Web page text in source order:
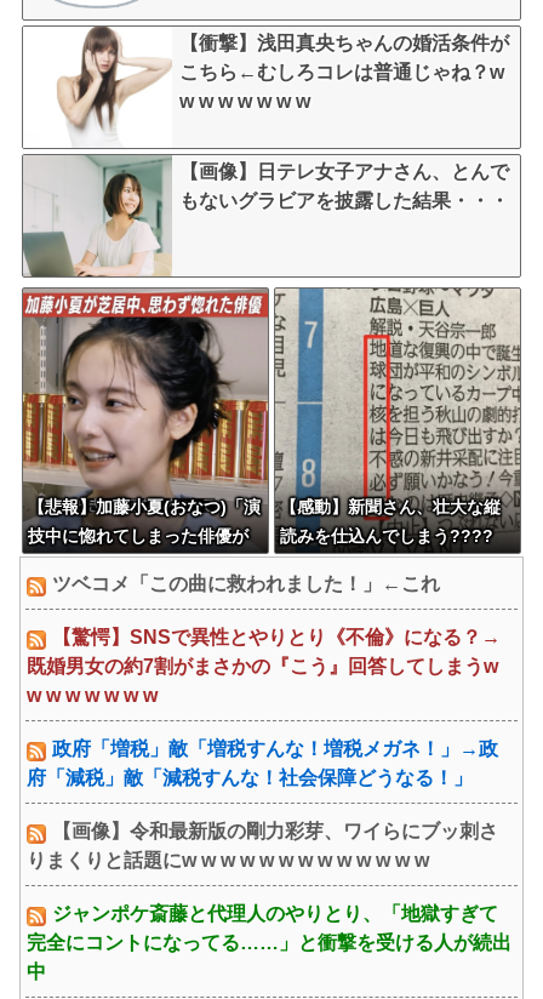
【衝撃】浅田真央ちゃんの婚活条件が
こちら←むしろコレは普通じゃね？w
w w w w w w w
【画像】日テレ女子アナさん、とんで
もないグラビアを披露した結果・・・
【悲報】加藤小夏(おなつ)「演
技中に惚れてしまった俳優が
【感動】新聞さん、壮大な縦
読みを仕込んでしまう????
ツベコメ「この曲に救われました！」←これ
【驚愕】SNSで異性とやりとり《不倫》になる？→
既婚男女の約7割がまさかの『こう』回答してしまうw
w w w w w w w
政府「増税」敵「増税すんな！増税メガネ！」→政
府「減税」敵「減税すんな！社会保障どうなる！」
【画像】令和最新版の剛力彩芽、ワイらにブッ刺さ
りまくりと話題にw w w w w w w w w w w w w
ジャンポケ斎藤と代理人のやりとり、「地獄すぎて
完全にコントになってる……」と衝撃を受ける人が続出
中